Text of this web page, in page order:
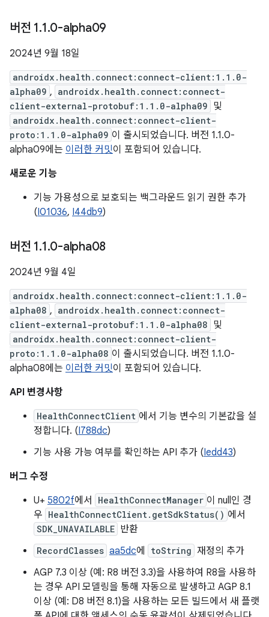
버전 1.1.0-alpha09
2024년 9월 18일
androidx.health.connect:connect-client:1.1.0-
alpha09 , androidx.health.connect:connect-
client-external-protobuf:1.1.0-alpha09 및
androidx.health.connect:connect-client-
proto:1.1.0-alpha09 이 출시되었습니다. 버전 1.1.0-
alpha09에는 이러한 커밋이 포함되어 있습니다.
새로운 기능
기능 가용성으로 보호되는 백그라운드 읽기 권한 추가
(I01036, I44db9)
버전 1.1.0-alpha08
2024년 9월 4일
androidx.health.connect:connect-client:1.1.0-
alpha08 , androidx.health.connect:connect-
client-external-protobuf:1.1.0-alpha08 및
androidx.health.connect:connect-client-
proto:1.1.0-alpha08 이 출시되었습니다. 버전 1.1.0-
alpha08에는 이러한 커밋이 포함되어 있습니다.
API 변경사항
HealthConnectClient 에서 기능 변수의 기본값을 설
정합니다. (I788dc)
기능 사용 가능 여부를 확인하는 API 추가 (Iedd43)
버그 수정
U+ 5802f에서 HealthConnectManager 이 null인 경
우 HealthConnectClient.getSdkStatus() 에서
SDK_UNAVAILABLE 반환
RecordClasses aa5dc에 toString 재정의 추가
AGP 7.3 이상 (예: R8 버전 3.3)을 사용하여 R8을 사용하
는 경우 API 모델링을 통해 자동으로 발생하고 AGP 8.1
이상 (예: D8 버전 8.1)을 사용하는 모든 빌드에서 새 플랫